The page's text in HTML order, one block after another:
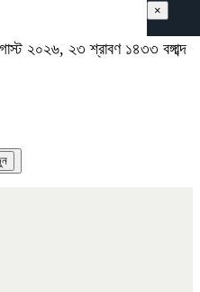
২০২৬, ২৩ শ্রাবণ ১৪৩৩ বঙ্গাব্দ
×